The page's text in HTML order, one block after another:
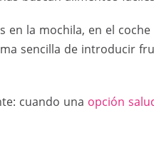
en la mochila, en el
sencilla de introducir
cuando una opción